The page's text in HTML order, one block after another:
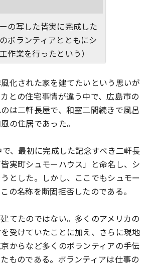
の写した皆実に完成した
ボランティアとともにシ
作業を行ったという）
化された家を建てたいという思いが
との住宅事情が違う中で、広島市の
は二軒長屋で、和室二間続きで風呂
の住居であった。
、最初に完成した記念すべき二軒長
実町シュモーハウス」と命名し、シ
とした。しかし、ここでもシュモー
の名称を断固拒否したのである。
てたのではない。多くのアメリカの
受けていたことに加え、さらに現地
からなど多くのボランティアの手伝
ものである。ボランティアは仕事の